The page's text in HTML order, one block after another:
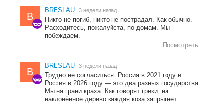
B
BRESLAU 3 недели назад
Никто не погиб, никто не пострадал. Как обычно.
Расходитесь, пожалуйста, по домам. Мы
побеждаем.
Посмотреть
B
BRESLAU 3 недели назад
Трудно не согласиться. Россия в 2021 году и
Россия в 2026 году — это два разных государства.
Мы на грани краха. Как говорят греки: на
наклонённое дерево каждая коза запрыгнет.